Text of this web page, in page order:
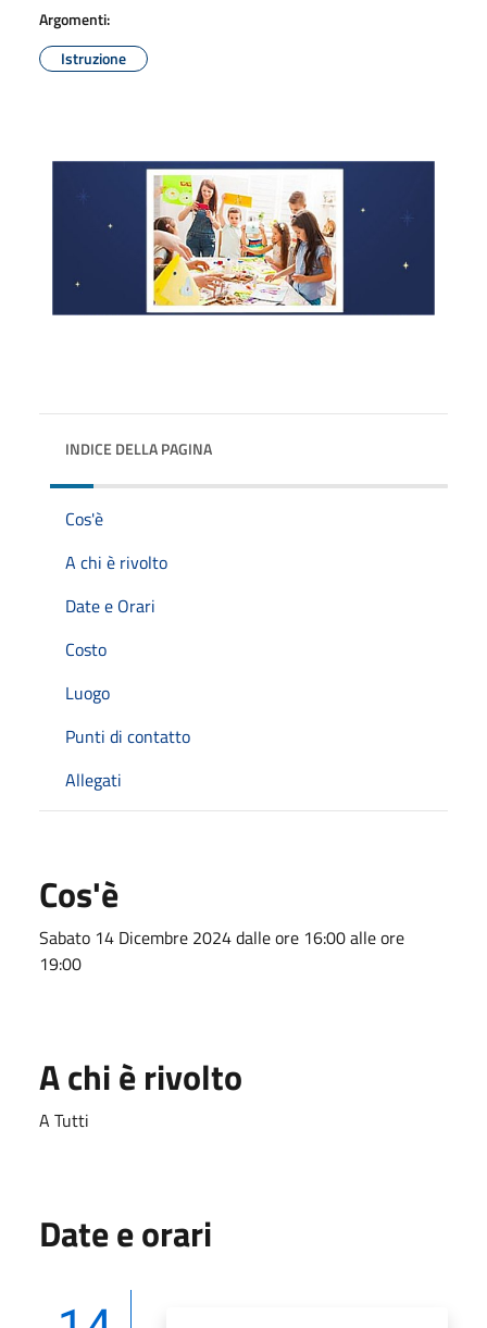
Argomenti:
Istruzione
INDICE DELLA PAGINA
Cos'è
A chi è rivolto
Date e Orari
Costo
Luogo
Punti di contatto
Allegati
Cos'è
Sabato 14 Dicembre 2024 dalle ore 16:00 alle ore
19:00
A chi è rivolto
A Tutti
Date e orari